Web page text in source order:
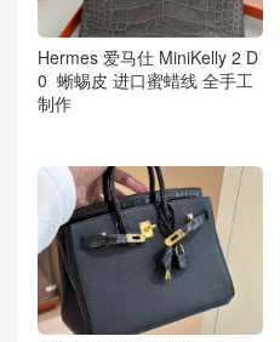
Hermes 爱马仕 MiniKelly 2 D
0 蜥蜴皮 进口蜜蜡线 全手工
制作